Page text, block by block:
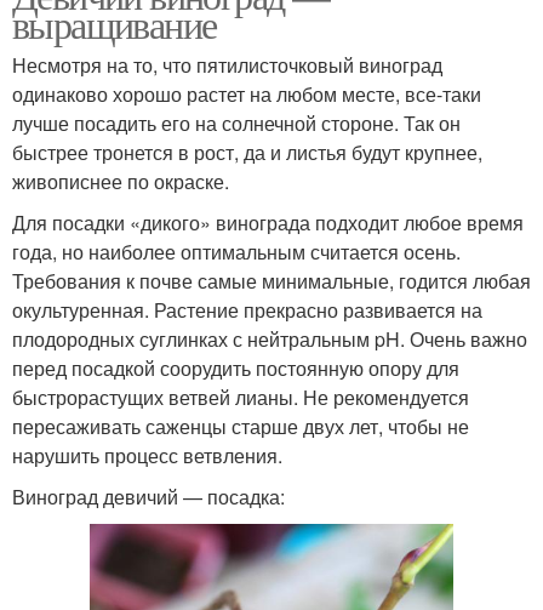
выращивание
Несмотря на то, что пятилисточковый виноград
одинаково хорошо растет на любом месте, все-таки
лучше посадить его на солнечной стороне. Так он
быстрее тронется в рост, да и листья будут крупнее,
живописнее по окраске.
Для посадки «дикого» винограда подходит любое время
года, но наиболее оптимальным считается осень.
Требования к почве самые минимальные, годится любая
окультуренная. Растение прекрасно развивается на
плодородных суглинках с нейтральным pH. Очень важно
перед посадкой соорудить постоянную опору для
быстрорастущих ветвей лианы. Не рекомендуется
пересаживать саженцы старше двух лет, чтобы не
нарушить процесс ветвления.
Виноград девичий — посадка: